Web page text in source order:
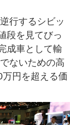
行するシビッ
段を見てびっ
成車として輸
ないための高
円を超える価